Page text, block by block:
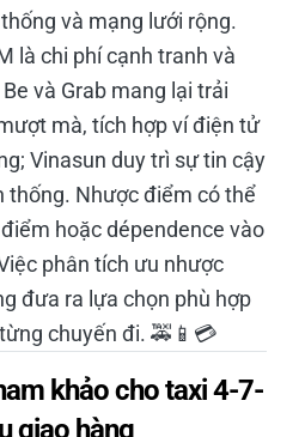
và mạng lưới rộng.
là chi phí cạnh tranh và
và Grab mang lại trải
mà, tích hợp ví điện tử
Vinasun duy trì sự tin cậy
thống. Nhược điểm có thể
hoặc dépendence vào
phân tích ưu nhược
đưa ra lựa chọn phù hợp
chuyến đi. 🚕📱💳
khảo cho taxi 4-7-
giao hàng